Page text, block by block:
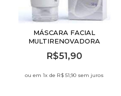
MÁSCARA FACIAL
MULTIRENOVADORA
RETINOL PAYOT 50G
R$51,90
ou em 1x de R$ 51,90 sem juros